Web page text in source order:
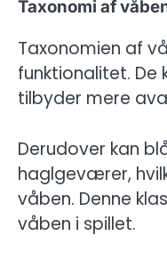
Taxonomi af
Taxonomien af
funktionalitet.
tilbyder mere
Derudover kan
haglgeværer,
våben. Denne
våben i spillet.